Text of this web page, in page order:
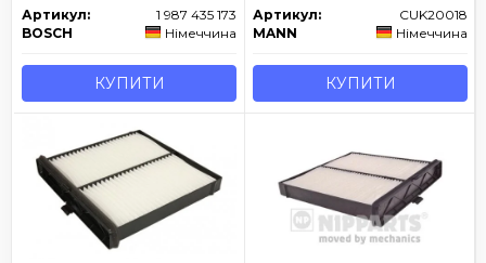
Артикул:
1 987 435 173
BOSCH
Німеччина
КУПИТИ
Артикул:
CUK20018
MANN
Німеччина
КУПИТИ